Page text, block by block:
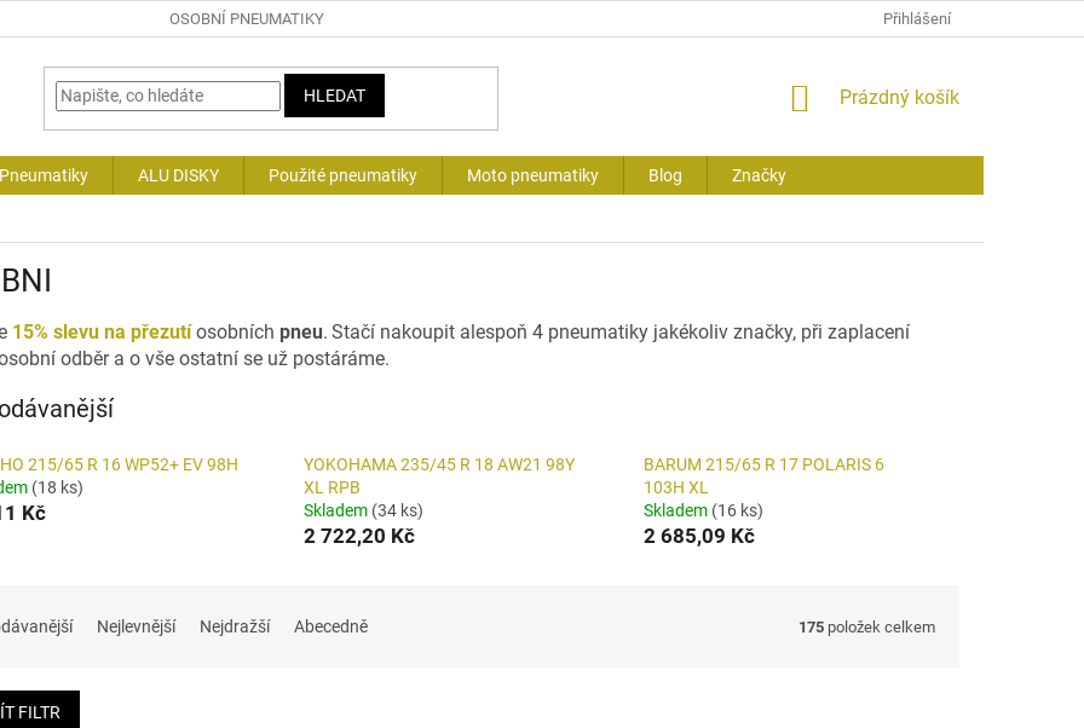
OSOBNÍ PNEUMATIKY Přihlášení
HLEDAT
NÁKUPNÍ
Prázdný košík
ALU DISKY Použité pneumatiky Moto pneumatiky Blog Značky
15% slevu na přezutí osobních pneu. Stačí nakoupit alespoň 4 pneumatiky jakékoliv značky, při zaplacení
odběr a o vše ostatní se už postáráme.
215/65 R 16 WP52+ EV 98H
(18 ks)
Kč
YOKOHAMA 235/45 R 18 AW21 98Y
XL RPB
Skladem (34 ks)
2 722,20 Kč
BARUM 215/65 R 17 POLARIS 6
103H XL
Skladem (16 ks)
2 685,09 Kč
Nejlevnější Nejdražší Abecedně 175 položek celkem
FILTR